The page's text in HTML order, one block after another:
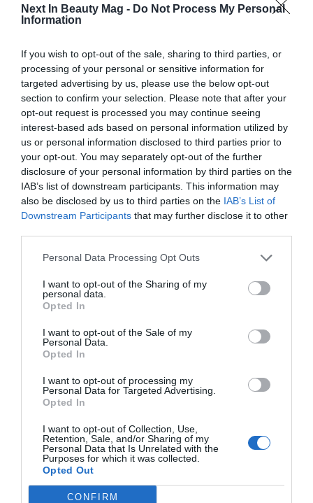
Next In Beauty Mag - Do Not Process My Personal
Information
If you wish to opt-out of the sale, sharing to third parties, or
processing of your personal or sensitive information for
targeted advertising by us, please use the below opt-out
section to confirm your selection. Please note that after your
opt-out request is processed you may continue seeing
interest-based ads based on personal information utilized by
us or personal information disclosed to third parties prior to
your opt-out. You may separately opt-out of the further
disclosure of your personal information by third parties on the
IAB’s list of downstream participants. This information may
also be disclosed by us to third parties on the IAB’s List of
Downstream Participants that may further disclose it to other
Personal Data Processing Opt Outs
I want to opt-out of the Sharing of my
personal data.
Opted In
I want to opt-out of the Sale of my
Personal Data.
Opted In
I want to opt-out of processing my
Personal Data for Targeted Advertising.
Opted In
I want to opt-out of Collection, Use,
Retention, Sale, and/or Sharing of my
Personal Data that Is Unrelated with the
Purposes for which it was collected.
Opted Out
CONFIRM
Uno de los planes que maneja la compañía de cara al
próximo 2023, es abrir un nuevo flagship store en
Glasgow. Este mismo verano, y también en Reino
Unido, Lush duplicó el tamaño de su tienda de
Bluewater (Reino Unido), que abrió sus puertas el
pasado 5 de julio. A día de hoy,Lush cuenta con una
mundoy también opera a través de acuerdos de
licencia con distribuidores en más de veinte países,
Suiza, Rusia, Chile, Corea del Sur, Dubái, Singapur o
México, entre otros.